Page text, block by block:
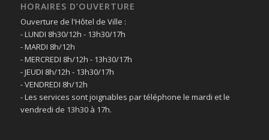
HORAIRES D’OUVERTURE
Ouverture de l'Hôtel de Ville :
- LUNDI 8h30/12h - 13h30/17h
- MARDI 8h/12h
- MERCREDI 8h/12h - 13h30/17h
- JEUDI 8h/12h - 13h30/17h
- VENDREDI 8h/12h
- Les services sont joignables par téléphone le mardi et le
vendredi de 13h30 à 17h.